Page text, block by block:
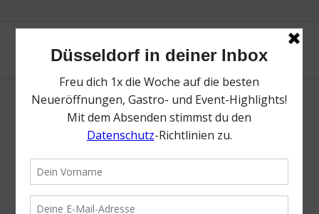
Robert, Timo und Paula (vlnr.) bei der